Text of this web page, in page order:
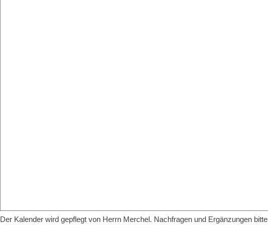
Der Kalender wird gepflegt von Herrn Merchel. Nachfragen und Ergänzungen bitte